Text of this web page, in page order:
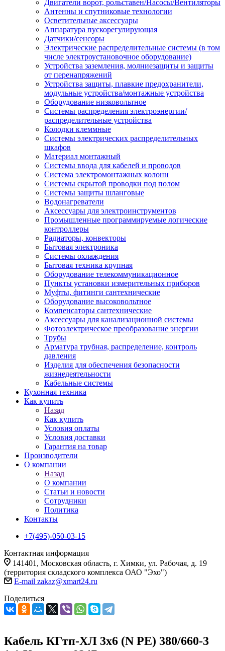
Двигатели ворот, рольставен/Насосы/Вентиляторы
Антенны и спутниковые технологии
Осветительные аксессуары
Аппаратура пускорегулирующая
Датчики/сенсоры
Электрические распределительные системы (в том
числе электроустановочное оборудование)
Устройства заземления, молниезащиты и защиты
от перенапряжений
Устройства защиты, плавкие предохранители,
модульные устройства/монтажные устройства
Оборудование низковольтное
Системы распределения электроэнергии/
распределительные устройства
Колодки клеммные
Системы электрических распределительных
шкафов
Материал монтажный
Системы ввода для кабелей и проводов
Система электромонтажных колонн
Системы скрытой проводки под полом
Системы защиты шланговые
Водонагреватели
Аксессуары для электроинструментов
Промышленные программируемые логические
контроллеры
Радиаторы, конвекторы
Бытовая электроника
Системы охлаждения
Бытовая техника крупная
Оборудование телекоммуникационное
Пункты установки измерительных приборов
Муфты, фитинги сантехнические
Оборудование высоковольтное
Компенсаторы сантехнические
Аксессуары для канализационной системы
Фотоэлектрическое преобразование энергии
Трубы
Арматура трубная, распределение, контроль
давления
Изделия для обеспечения безопасности
жизнедеятельности
Кабельные системы
Кухонная техника
Как купить
Назад
Как купить
Условия оплаты
Условия доставки
Гарантия на товар
Производители
О компании
Назад
О компании
Статьи и новости
Сотрудники
Политика
Контакты
+7(495)-050-03-15
Контактная информация
141401, Московская область, г. Химки, ул. Рабочая, д. 19
(территория складского комплекса ОАО "Эхо")
E-mail zakaz@xmart24.ru
Поделиться
Кабель КГтп-ХЛ 3х6 (N PE) 380/660-3